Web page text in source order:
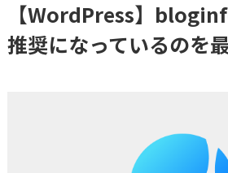
【WordPress】
推奨になっているのを